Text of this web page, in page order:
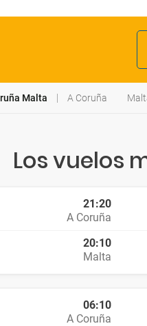
Malta A Coruña
Los vuelos
21:20
A Coruña
20:10
Malta
06:10
A Coruña